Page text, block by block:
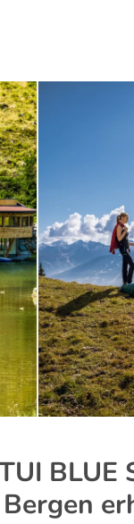
region Lage&
BLUE